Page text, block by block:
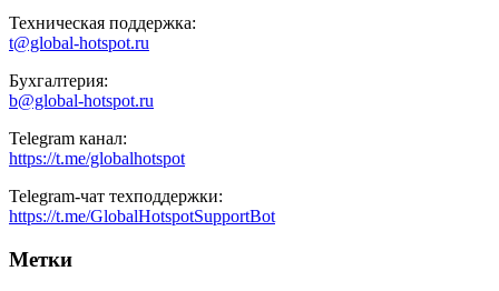
Техническая поддержка:
t@global-hotspot.ru
Бухгалтерия:
b@global-hotspot.ru
Telegram канал:
https://t.me/globalhotspot
Telegram-чат техподдержки:
https://t.me/GlobalHotspotSupportBot
Метки